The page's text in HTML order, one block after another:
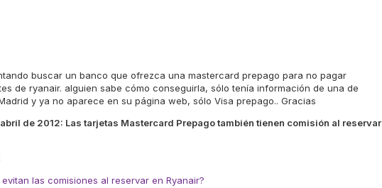
buscar un banco que ofrezca una mastercard prepago para no pagar
de ryanair. alguien sabe cómo conseguirla, sólo tenía información de una de
y ya no aparece en su página web, sólo Visa prepago.. Gracias
abril de 2012: Las tarjetas Mastercard Prepago también tienen comisión al reservar
las comisiones al reservar en Ryanair?